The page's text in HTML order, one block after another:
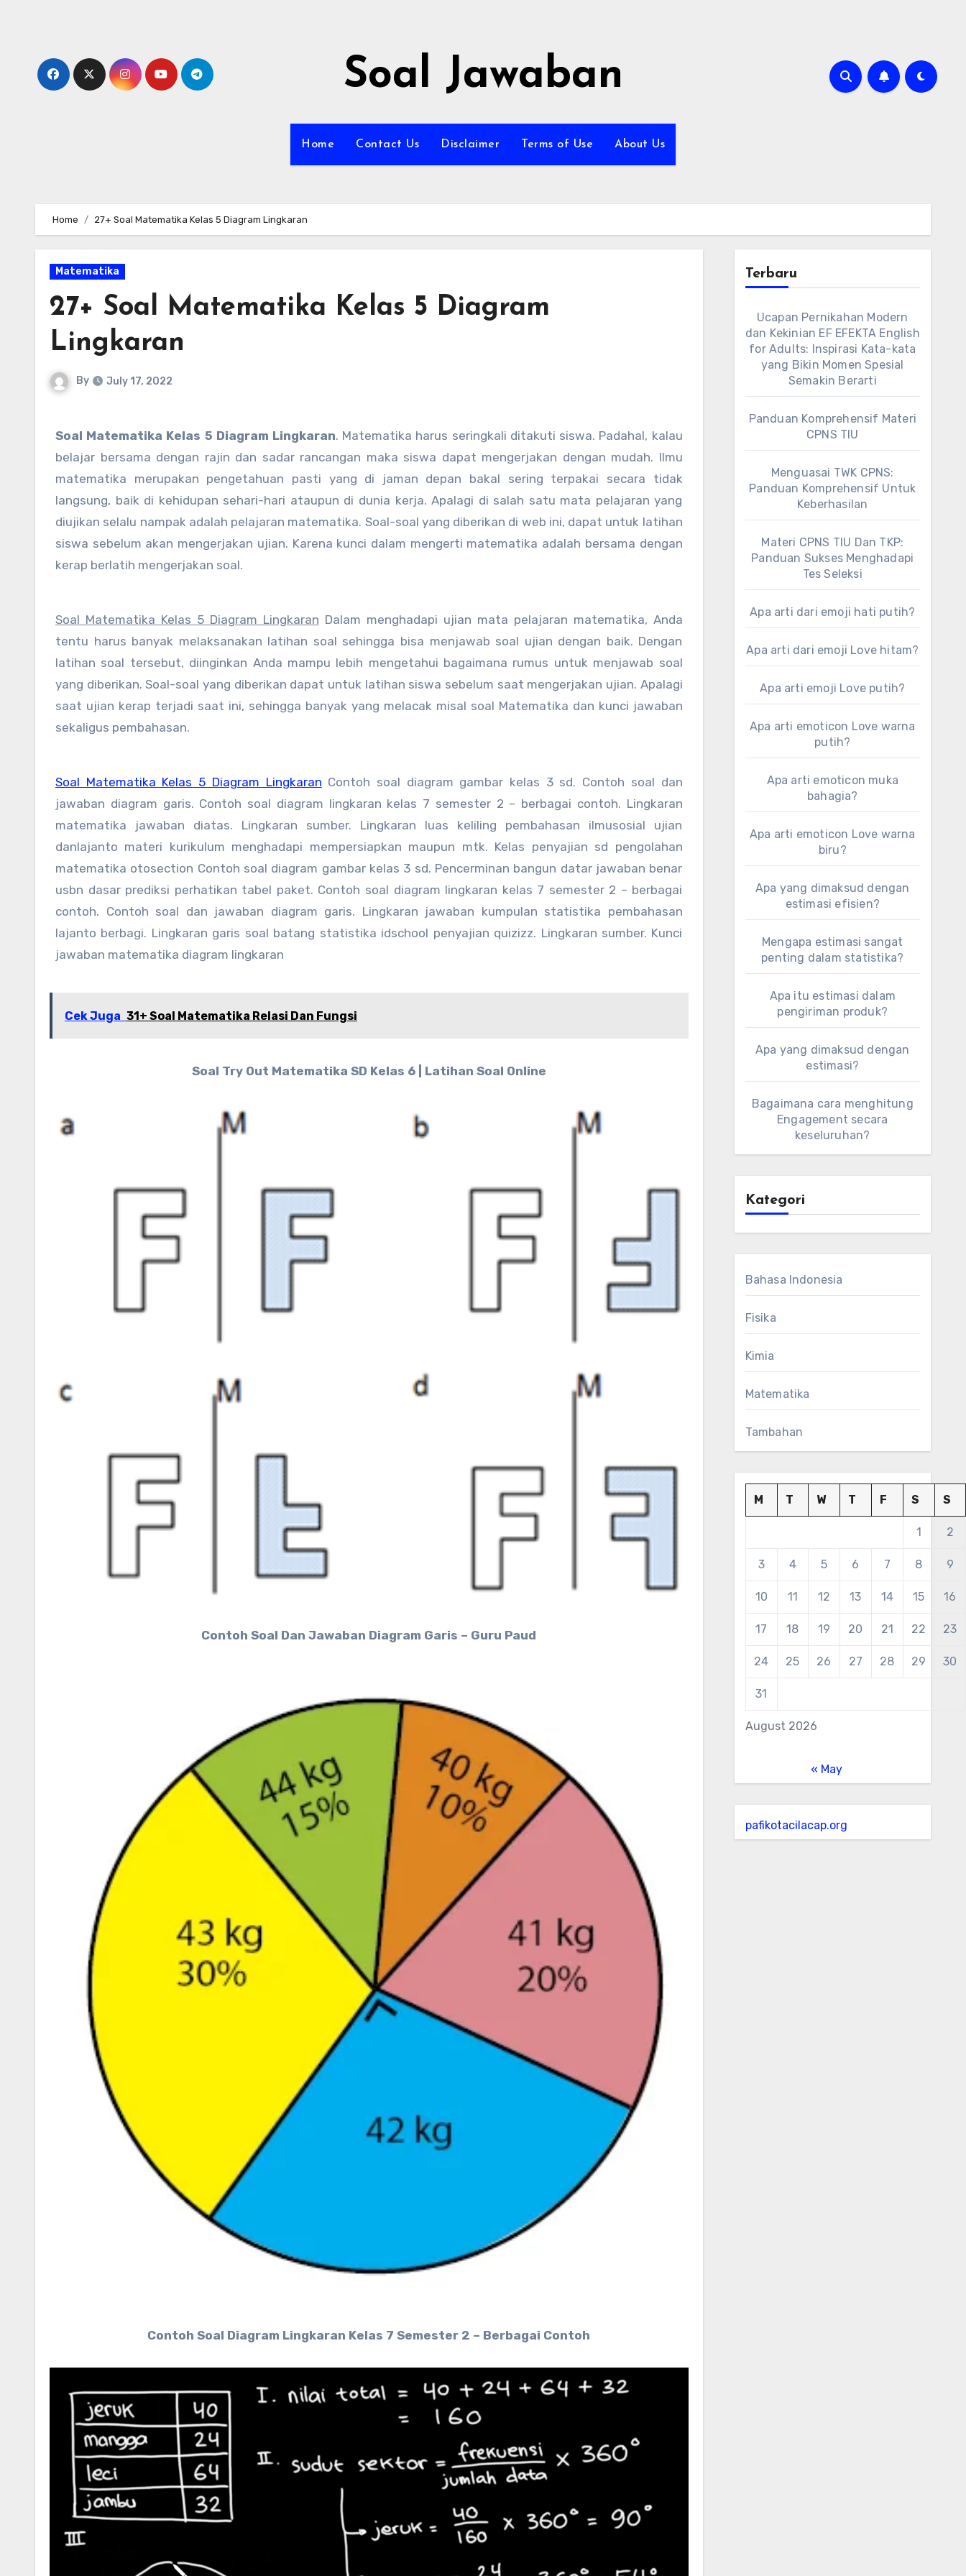
Soal Jawaban
Home Contact Us Disclaimer Terms of Use About Us
Home 27+ Soal Matematika Kelas 5 Diagram Lingkaran
Matematika
27+ Soal Matematika Kelas 5 Diagram
Lingkaran
By July 17, 2022
Soal Matematika Kelas 5 Diagram Lingkaran. Matematika harus seringkali ditakuti siswa. Padahal, kalau
belajar bersama dengan rajin dan sadar rancangan maka siswa dapat mengerjakan dengan mudah. Ilmu
matematika merupakan pengetahuan pasti yang di jaman depan bakal sering terpakai secara tidak
langsung, baik di kehidupan sehari-hari ataupun di dunia kerja. Apalagi di salah satu mata pelajaran yang
diujikan selalu nampak adalah pelajaran matematika. Soal-soal yang diberikan di web ini, dapat untuk latihan
siswa sebelum akan mengerjakan ujian. Karena kunci dalam mengerti matematika adalah bersama dengan
kerap berlatih mengerjakan soal.
Soal Matematika Kelas 5 Diagram Lingkaran Dalam menghadapi ujian mata pelajaran matematika, Anda
tentu harus banyak melaksanakan latihan soal sehingga bisa menjawab soal ujian dengan baik. Dengan
latihan soal tersebut, diinginkan Anda mampu lebih mengetahui bagaimana rumus untuk menjawab soal
yang diberikan. Soal-soal yang diberikan dapat untuk latihan siswa sebelum saat mengerjakan ujian. Apalagi
saat ujian kerap terjadi saat ini, sehingga banyak yang melacak misal soal Matematika dan kunci jawaban
sekaligus pembahasan.
Soal Matematika Kelas 5 Diagram Lingkaran Contoh soal diagram gambar kelas 3 sd. Contoh soal dan
jawaban diagram garis. Contoh soal diagram lingkaran kelas 7 semester 2 – berbagai contoh. Lingkaran
matematika jawaban diatas. Lingkaran sumber. Lingkaran luas keliling pembahasan ilmusosial ujian
danlajanto materi kurikulum menghadapi mempersiapkan maupun mtk. Kelas penyajian sd pengolahan
matematika otosection Contoh soal diagram gambar kelas 3 sd. Pencerminan bangun datar jawaban benar
usbn dasar prediksi perhatikan tabel paket. Contoh soal diagram lingkaran kelas 7 semester 2 – berbagai
contoh. Contoh soal dan jawaban diagram garis. Lingkaran jawaban kumpulan statistika pembahasan
lajanto berbagi. Lingkaran garis soal batang statistika idschool penyajian quizizz. Lingkaran sumber. Kunci
jawaban matematika diagram lingkaran
Cek Juga 31+ Soal Matematika Relasi Dan Fungsi
Soal Try Out Matematika SD Kelas 6 | Latihan Soal Online
Contoh Soal Dan Jawaban Diagram Garis – Guru Paud
Contoh Soal Diagram Lingkaran Kelas 7 Semester 2 – Berbagai Contoh
Terbaru
Ucapan Pernikahan Modern
dan Kekinian EF EFEKTA English
for Adults: Inspirasi Kata-kata
yang Bikin Momen Spesial
Semakin Berarti
Panduan Komprehensif Materi
CPNS TIU
Menguasai TWK CPNS:
Panduan Komprehensif Untuk
Keberhasilan
Materi CPNS TIU Dan TKP:
Panduan Sukses Menghadapi
Tes Seleksi
Apa arti dari emoji hati putih?
Apa arti dari emoji Love hitam?
Apa arti emoji Love putih?
Apa arti emoticon Love warna
putih?
Apa arti emoticon muka
bahagia?
Apa arti emoticon Love warna
biru?
Apa yang dimaksud dengan
estimasi efisien?
Mengapa estimasi sangat
penting dalam statistika?
Apa itu estimasi dalam
pengiriman produk?
Apa yang dimaksud dengan
estimasi?
Bagaimana cara menghitung
Engagement secara
keseluruhan?
Kategori
Bahasa Indonesia
Fisika
Kimia
Matematika
Tambahan
August 2026
M T W T F S S
1 2
3 4 5 6 7 8 9
10 11 12 13 14 15 16
17 18 19 20 21 22 23
24 25 26 27 28 29 30
31
« May
pafikotacilacap.org